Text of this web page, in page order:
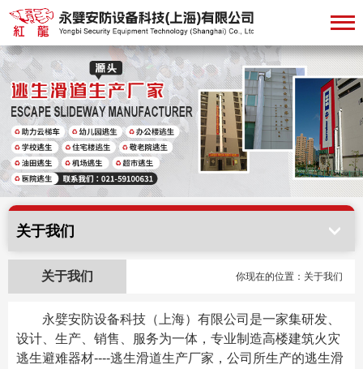
关于我们
关于我们 你现在的位置：关于我们
永嬖安防设备科技（上海）有限公司是一家集研发、
设计、生产、销售、服务为一体， 专业制造高楼建筑火灾
逃生避难器材----逃生滑道生产厂家，公司所生产的逃生滑